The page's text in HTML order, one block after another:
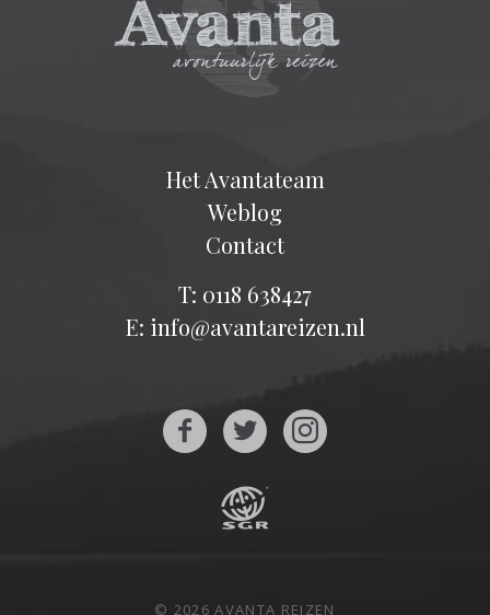
Het Avantateam
Weblog
Contact
T: 0118 638427
E: info@avantareizen.nl
© 2026 AVANTA REIZEN